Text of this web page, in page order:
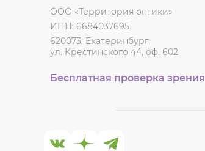
ООО «Территория оптики»
ИНН: 6684037695
620073, Екатеринбург,
ул. Крестинского 44, оф. 602
Бесплатная проверка зрения